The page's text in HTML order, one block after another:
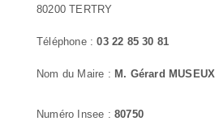
80200 TERTRY
Téléphone :03 22 85 30 81
Nom du Maire : M. Gérard MUSEUX
Numéro Insee : 80750